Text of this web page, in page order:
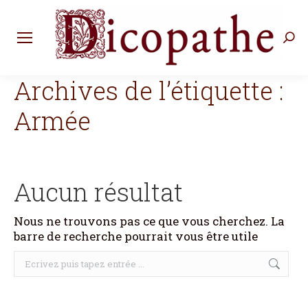
Archives de l’étiquette :
Armée
Aucun résultat
Nous ne trouvons pas ce que vous cherchez. La
barre de recherche pourrait vous être utile
Recherche
: